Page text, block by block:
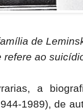
de
refere ao
a
1989), de